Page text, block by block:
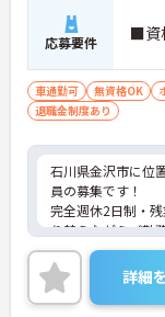
応募要件 ■資
車通勤可 無資格OK
退職金制度あり
石川県金沢市に位
員の募集です！
完全週休2日制・
り替えながらご勤
ご興味のある方に
に詳細をご案内し
い！
詳細